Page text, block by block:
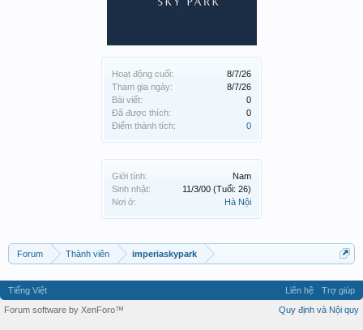
Hoạt động cuối:
8/7/26
Tham gia ngày:
8/7/26
Bài viết:
0
Đã được thích:
0
Điểm thành tích:
0
Giới tính:
Nam
Sinh nhật:
11/3/00 (Tuổi: 26)
Nơi ở:
Hà Nội
Forum Thành viên imperiaskypark
Tiếng Việt Liên hệ
Trợ giúp
Quy định và Nội quy
Forum software by XenForo™